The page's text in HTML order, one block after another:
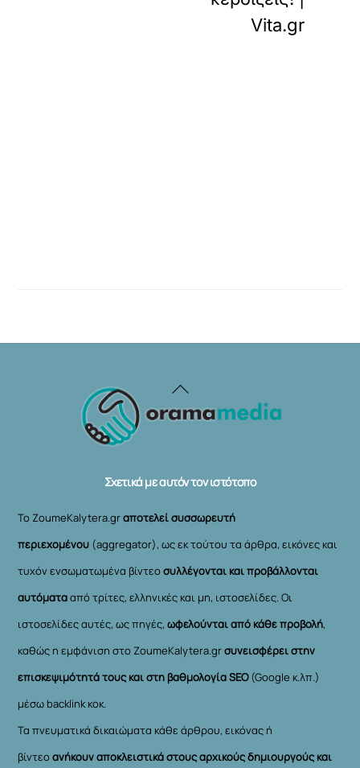
Vita.gr
Back
To
Σχετικά με αυτόν τον ιστότοπο
Το ZoumeKalytera.grαποτελεί συσσωρευτή
περιεχομένου (aggregator), ως εκ τούτου τα άρθρα, εικόνες και
τυχόν ενσωματωμένα βίντεοσυλλέγονται και προβάλλονται
αυτόματααπό τρίτες, ελληνικές και μη, ιστοσελίδες. Οι
ιστοσελίδες αυτές, ως πηγές,ωφελούνται από κάθε προβολή,
καθώς η εμφάνιση στο ZoumeKalytera.grσυνεισφέρει στην
επισκεψιμότητά τους και στη βαθμολογία SEO(Google κ.λπ.)
μέσω backlink κοκ.
Τα πνευματικά δικαιώματα κάθε άρθρου, εικόνας ή
βίντεοανήκουν αποκλειστικά στους αρχικούς δημιουργούς και